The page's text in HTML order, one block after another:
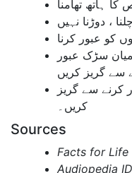
ہاتھ تھامنا
چلنا ، دوڑنا نہیں
کو عبور کرنا
سڑک عبور
سے گریز کریں
کرنے سے گریز
کریں۔
Sources
Facts for Life
Audiopedia